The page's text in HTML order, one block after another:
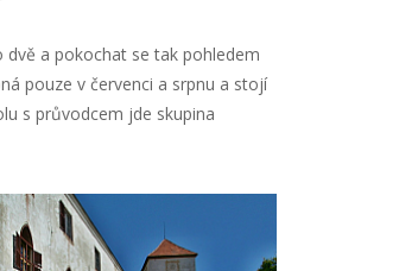
a pokochat se tak pohledem
pouze v červenci a srpnu a stojí
s průvodcem jde skupina